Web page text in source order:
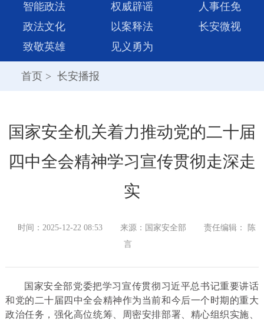
智能政法
权威辟谣
人事任免
政法文化
以案释法
长安微视
致敬英雄
见义勇为
首页 > 长安播报
国家安全机关着力推动党的二十届
四中全会精神学习宣传贯彻走深走
实
时间：2025-12-22 08:53 来源：国家安全部
责任编辑： 陈
言
国家安全部党委把学习宣传贯彻习近平总书记重要讲话
和党的二十届四中全会精神作为当前和今后一个时期的重大
政治任务，强化高位统筹、周密安排部署、精心组织实施、